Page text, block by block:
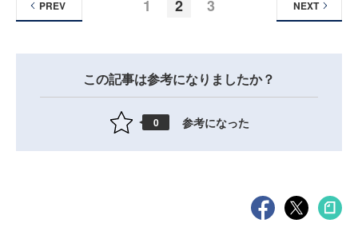
1 2 3
PREV NEXT
この記事は参考になりましたか？
0 参考になった